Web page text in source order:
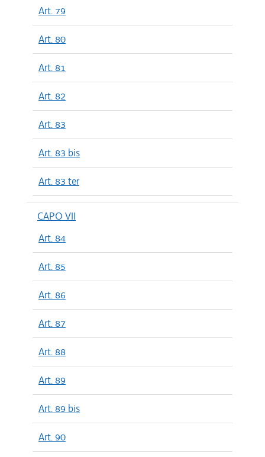
Art. 79
Art. 80
Art. 81
Art. 82
Art. 83
Art. 83 bis
Art. 83 ter
CAPO VII
Art. 84
Art. 85
Art. 86
Art. 87
Art. 88
Art. 89
Art. 89 bis
Art. 90